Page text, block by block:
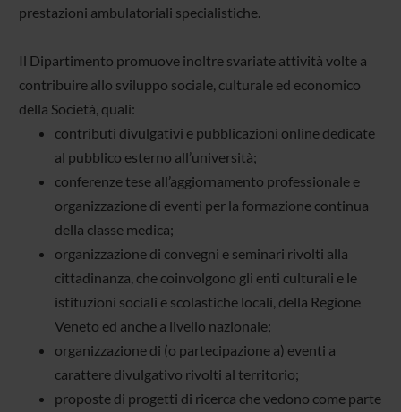
prestazioni ambulatoriali specialistiche.
Il Dipartimento promuove inoltre svariate attività volte a
contribuire allo sviluppo sociale, culturale ed economico
della Società, quali:
contributi divulgativi e pubblicazioni online dedicate
al pubblico esterno all’università;
conferenze tese all’aggiornamento professionale e
organizzazione di eventi per la formazione continua
della classe medica;
organizzazione di convegni e seminari rivolti alla
cittadinanza, che coinvolgono gli enti culturali e le
istituzioni sociali e scolastiche locali, della Regione
Veneto ed anche a livello nazionale;
organizzazione di (o partecipazione a) eventi a
carattere divulgativo rivolti al territorio;
proposte di progetti di ricerca che vedono come parte